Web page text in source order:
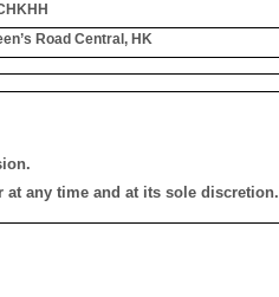
Road Central, HK
any time and at its sole discretion.